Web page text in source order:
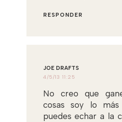
RESPONDER
JOE DRAFTS
4/5/13 11:25
No creo que
cosas soy lo
puedes echar a la